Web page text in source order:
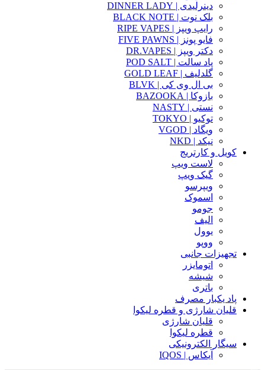
دینرلیدی | DINNER LADY
بلک نوت | BLACK NOTE
رایپ ویپز | RIPE VAPES
فایو پونز | FIVE PAWNS
دکتر ویپز | DR.VAPES
پاد سالت | POD SALT
گلدلیف | GOLD LEAF
بی ال وی کی | BLVK
بازوکا | BAZOOKA
نستی | NASTY
توکیو | TOKYO
ویگاد | VGOD
نیکد | NKD
کویل و کارتریج
لاست ویپ
گیک ویپ
ویپرسو
اسموک
جومو
الیف
یوول
ووپو
تجهیزات جانبی
اتومایزر
شیشه
باتری
پاد یکبار مصرف
قلیان شارژی و قطره لیکوا
قلیان شارژی
قطره لیکوا
سیگار الکترونیکی
آیکاس | IQOS